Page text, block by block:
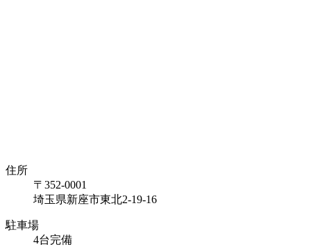
住所
〒352-0001
埼玉県新座市東北2-19-16
駐車場
4台完備